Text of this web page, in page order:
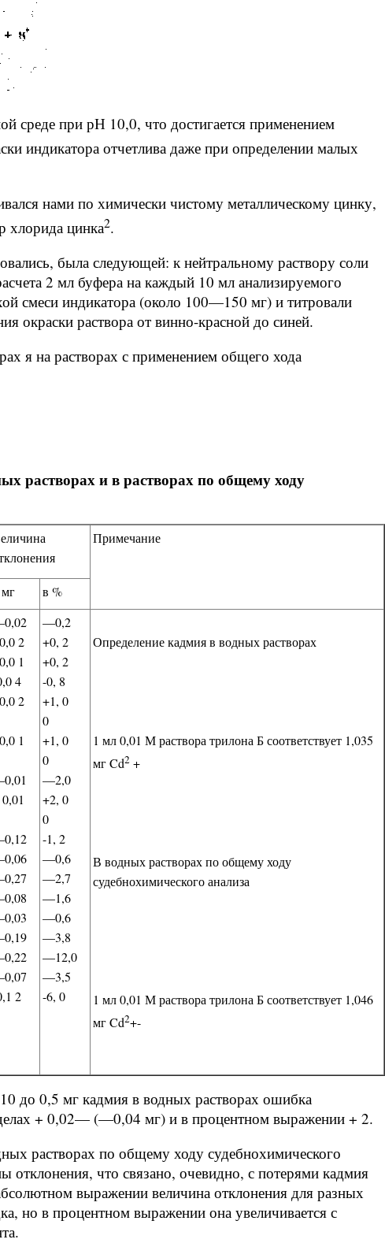
среде при рН 10,0, что достигается применением
индикатора отчетлива даже при определении малых
нами по химически чистому металлическому цинку,
хлорида цинка2.
была следующей: к нейтральному раствору соли
2 мл буфера на каждый 10 мл анализируемого
смеси индикатора (около 100—150 мг) и титровали
окраски раствора от винно-красной до синей.
я на растворах с применением общего хода
растворах и в растворах по общему ходу
Примечание
в %
2
1
4
2
1
2
—0,2
+0, 2
+0, 2
-0, 8
+1, 0
0
+1, 0
0
—2,0
+2, 0
0
-1, 2
—0,6
—2,7
—1,6
—0,6
—3,8
—12,0
—3,5
-6, 0
Определение кадмия в водных растворах
1 мл 0,01 М раствора трилона Б соответствует 1,035
мг Cd2 +
В водных растворах по общему ходу
судебнохимического анализа
1 мл 0,01 М раствора трилона Б соответствует 1,046
мг Cd2+-
до 0,5 мг кадмия в водных растворах ошибка
+ 0,02— (—0,04 мг) и в процентном выражении + 2.
растворах по общему ходу судебнохимического
отклонения, что связано, очевидно, с потерями кадмия
выражении величина отклонения для разных
но в процентном выражении она увеличивается с